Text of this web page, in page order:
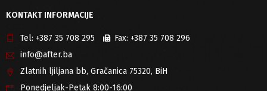
KONTAKT INFORMACIJE
Tel: +387 35 708 295 Fax: +387 35 708 296
info@after.ba
Zlatnih ljiljana bb, Gračanica 75320, BiH
Ponedjeljak-Petak 8:00-16:00